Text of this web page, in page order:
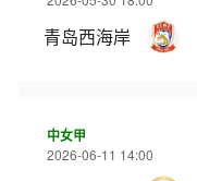
青岛西海岸
中女甲
2026-06-11 14:00